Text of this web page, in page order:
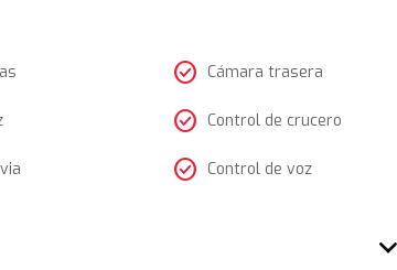
check_circle Cámara trasera
check_circle Control de crucero
check_circle Control de voz